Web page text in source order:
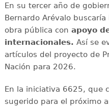
En su tercer año de
Bernardo Arévalo
obra pública con apoyo
internacionales. Así se
artículos del proyecto de
Nación para 2026.
En la iniciativa 6625, que
sugerido para el próximo